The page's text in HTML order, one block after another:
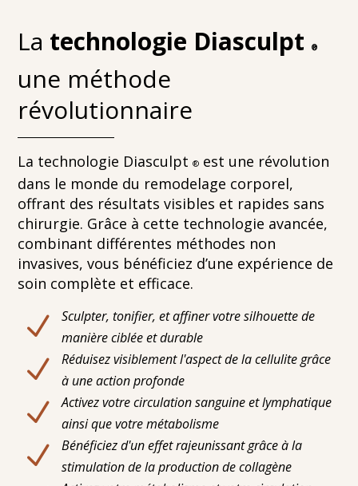
La technologie Diasculpt ®
une méthode
révolutionnaire
La technologie Diasculpt® est une révolution
dans le monde du remodelage corporel,
offrant des résultats visibles et rapides sans
chirurgie. Grâce à cette technologie avancée,
combinant différentes méthodes non
invasives, vous bénéficiez d’une expérience de
soin complète et efficace.
N
Sculpter, tonifier, et affiner votre silhouette de
manière ciblée et durable
N
Réduisez visiblement l'aspect de la cellulite grâce
à une action profonde
N
Activez votre circulation sanguine et lymphatique
ainsi que votre métabolisme
N
Bénéficiez d'un effet rajeunissant grâce à la
stimulation de la production de collagène